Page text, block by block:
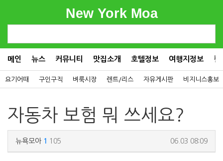
New York Moa
메인 뉴스 커뮤니티 맛집소개 호텔정보 여행지정보 컬
요기어때 구인구직 벼룩시장 렌트/리스 자유게시판 비지니스홍보
자동차 보험 뭐 쓰세요?
뉴욕모아 1 105 06.03 08:09